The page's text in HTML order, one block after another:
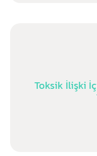
Toksik İlişki